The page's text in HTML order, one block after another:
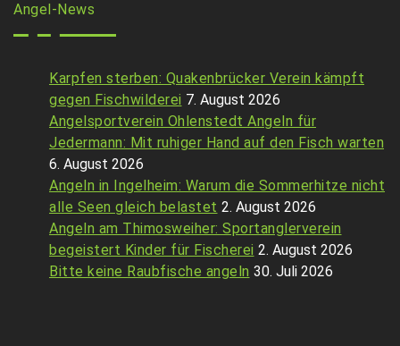
Angel-News
Karpfen sterben: Quakenbrücker Verein kämpft
gegen Fischwilderei 7. August 2026
Angelsportverein Ohlenstedt Angeln für
Jedermann: Mit ruhiger Hand auf den Fisch warten
6. August 2026
Angeln in Ingelheim: Warum die Sommerhitze nicht
alle Seen gleich belastet 2. August 2026
Angeln am Thimosweiher: Sportanglerverein
begeistert Kinder für Fischerei 2. August 2026
Bitte keine Raubfische angeln 30. Juli 2026